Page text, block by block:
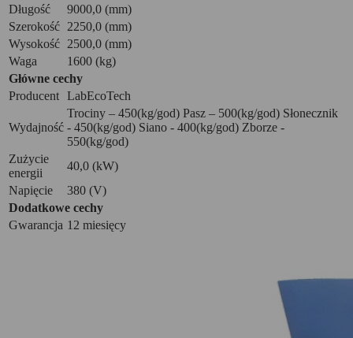
Długość
9000,0 (mm)
Szerokość 2250,0 (mm)
Wysokość 2500,0 (mm)
Waga
1600 (kg)
Główne cechy
Producent LabEcoTech
Wydajność
Trociny – 450(kg/god) Pasz – 500(kg/god) Słonecznik
- 450(kg/god) Siano - 400(kg/god) Zborze -
550(kg/god)
Zużycie
energii
40,0 (kW)
Napięcie
380 (V)
Dodatkowe cechy
Gwarancja 12 miesięcy